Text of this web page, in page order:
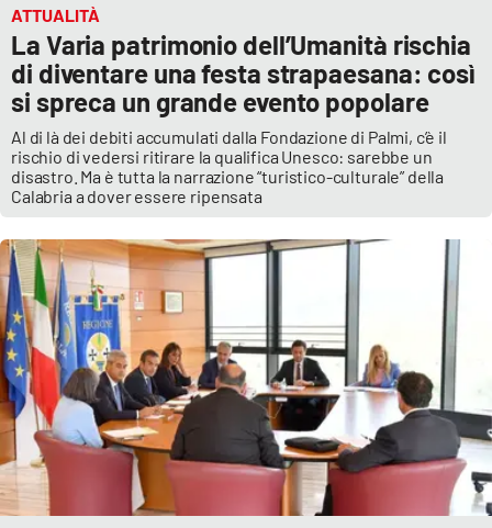
LaC Network
LaC OnAir
EDIZIONI
LOCALI
Crotone
Vibo Valentia
Reggio Calabria
Cosenza
Lamezia Terme
ATTUALITÀ
La Varia patrimonio dell’Umanità rischia
di diventare una festa strapaesana: così
si spreca un grande evento popolare
Al di là dei debiti accumulati dalla Fondazione di Palmi, c’è il
rischio di vedersi ritirare la qualifica Unesco: sarebbe un
disastro. Ma è tutta la narrazione “turistico-culturale” della
Calabria a dover essere ripensata